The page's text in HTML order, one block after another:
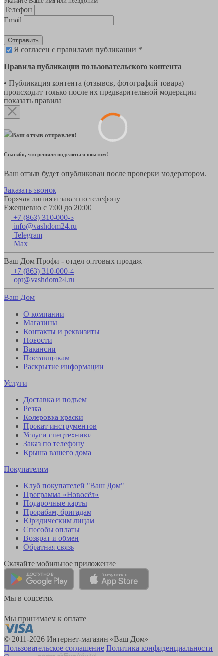
Телефон
Email
Отправить
Я согласен с правилами публикации *
Правила публикации пользовательского контента
• Публикация контента (отзывов, фотографий товара)
происходит только после их предварительной модерации
показать правила
Ваш отзыв отправлен!
Спасибо, что решили поделиться опытом!
Ваш отзыв будет опубликован после проверки модератором.
Заказать звонок
Горячая линия и заказ по телефону
Ежедневно с 7:00 до 20:00
+7 (863) 310-000-3
info@vashdom24.ru
Telegram
Max
Ваш Дом Профи - отдел оптовых продаж
+7 (863) 310-000-4
opt@vashdom24.ru
Ваш Дом
О компании
Магазины
Контакты и реквизиты
Новости
Вакансии
Поставщикам
Раскрытие информации
Услуги
Доставка и подъем
Резка
Колеровка краски
Прокат инструментов
Услуги спецтехники
Заказ по телефону
Крыша вашего дома
Покупателям
Клуб покупателей "Ваш Дом"
Программа «Новосёл»
Подарочные карты
Прорабам, бригадам
Юридическим лицам
Способы оплаты
Возврат и обмен
Обратная связь
Скачайте мобильное приложение
Мы в соцсетях
Мы принимаем к оплате
© 2011-2026 Интернет-магазин «Ваш Дом»
Пользовательское соглашение Политика конфиденциальности